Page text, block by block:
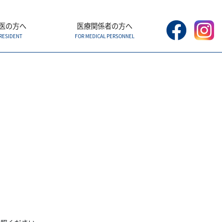
の方へ 医療関係者の方へ
FOR MEDICAL PERSONNEL